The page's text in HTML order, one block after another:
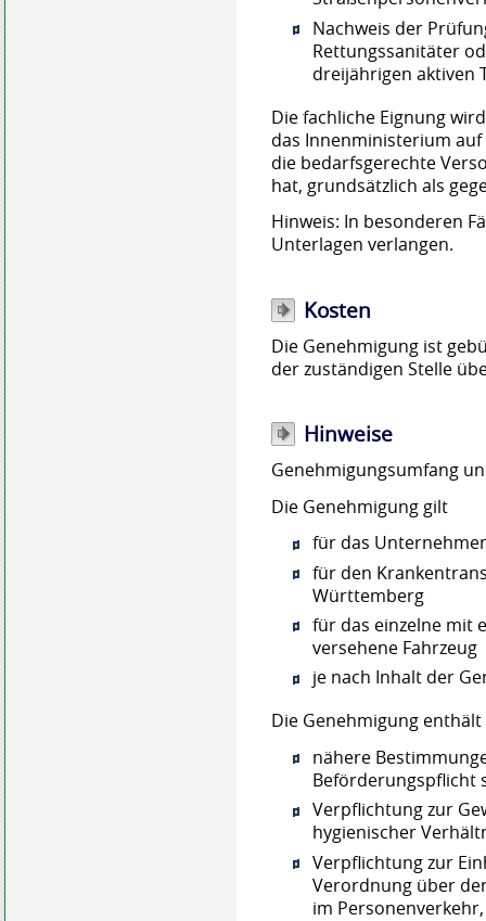
Nachweis der
Rettungssanitäter
dreijährigen aktiven
Die fachliche Eignung
das Innenministerium
die bedarfsgerechte
hat, grundsätzlich als
Hinweis: In besonderen
Unterlagen verlangen.
Kosten
Die Genehmigung ist
der zuständigen Stelle
Hinweise
Genehmigungsumfang
Die Genehmigung gilt
für das
für den
Württemberg
für das einzelne mit
versehene Fahrzeug
je nach Inhalt der
Die Genehmigung
nähere
Beförderungspflicht
Verpflichtung zur
hygienischer
Verpflichtung zur
Verordnung über
im Personenverkehr,